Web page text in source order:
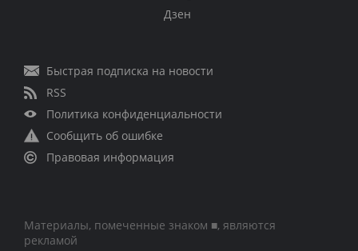
Дзен
Быстрая подписка на новости
RSS
Политика конфиденциальности
Сообщить об ошибке
Правовая информация
Материалы, помеченные знаком ■, являются
рекламой